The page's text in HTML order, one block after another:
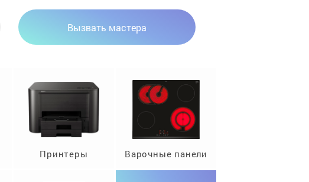
Вызвать мастера
Принтеры Варочные панели